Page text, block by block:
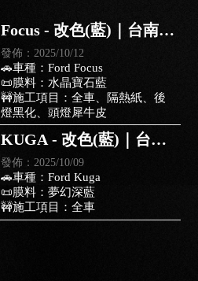
Focus - 改色(藍)｜台南車
體改色包膜｜仁德區車體
改色包膜｜
發佈：2025/10/12
🚗車種：Ford Focus
📜膜料：水晶寶石藍
🚧施工項目：全車、隔熱紙、後
燈黑化、頭燈犀牛皮
KUGA - 改色(藍)｜台南
卡爾紳士改色膜｜仁德區
卡爾紳士改色膜｜
發佈：2025/10/09
🚗車種：Ford Kuga
📜膜料：夢幻深藍
🚧施工項目：全車